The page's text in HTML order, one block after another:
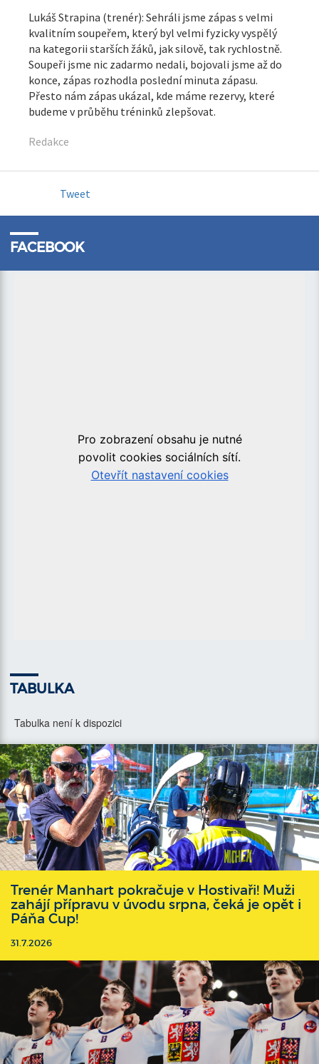
Lukáš Strapina (trenér): Sehráli jsme zápas s velmi
kvalitním soupeřem, který byl velmi fyzicky vyspělý
na kategorii starších žáků, jak silově, tak rychlostně.
Soupeři jsme nic zadarmo nedali, bojovali jsme až do
konce, zápas rozhodla poslední minuta zápasu.
Přesto nám zápas ukázal, kde máme rezervy, které
budeme v průběhu tréninků zlepšovat.
Redakce
Tweet
FACEBOOK
TABULKA
Tabulka není k dispozici
Trenér Manhart pokračuje v Hostivaři! Muži
zahájí přípravu v úvodu srpna, čeká je opět i
Páňa Cup!
31.7.2026